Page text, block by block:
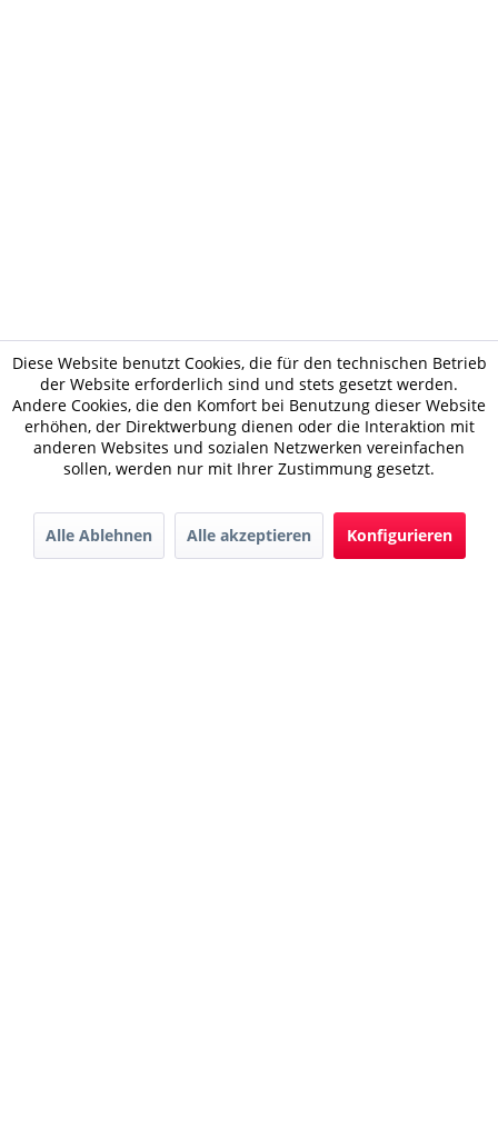
Diese Website benutzt Cookies, die für den technischen Betrieb
der Website erforderlich sind und stets gesetzt werden.
Andere Cookies, die den Komfort bei Benutzung dieser Website
erhöhen, der Direktwerbung dienen oder die Interaktion mit
anderen Websites und sozialen Netzwerken vereinfachen
sollen, werden nur mit Ihrer Zustimmung gesetzt.
Alle Ablehnen Alle akzeptieren Konfigurieren